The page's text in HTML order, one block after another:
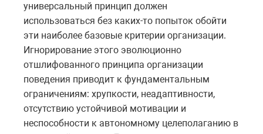
универсальный принцип должен
использоваться без каких-то попыток обойти
эти наиболее базовые критерии организации.
Игнорирование этого эволюционно
отшлифованного принципа организации
поведения приводит к фундаментальным
ограничениям: хрупкости, неадаптивности,
отсутствию устойчивой мотивации и
неспособности к автономному целеполаганию в